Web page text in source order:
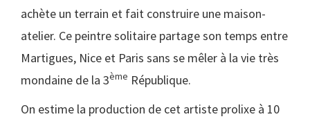
achète un terrain et fait construire une maison-
atelier. Ce peintre solitaire partage son temps entre
Martigues, Nice et Paris sans se mêler à la vie très
mondaine de la 3ème République.
On estime la production de cet artiste prolixe à 10